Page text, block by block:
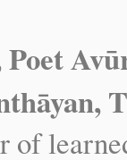
Avū
āyan,
of